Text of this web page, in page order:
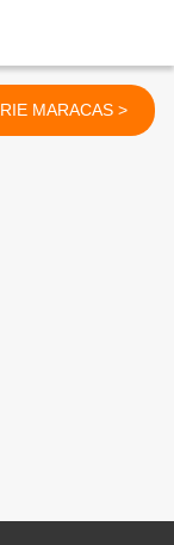
BRODERIE MARACAS >